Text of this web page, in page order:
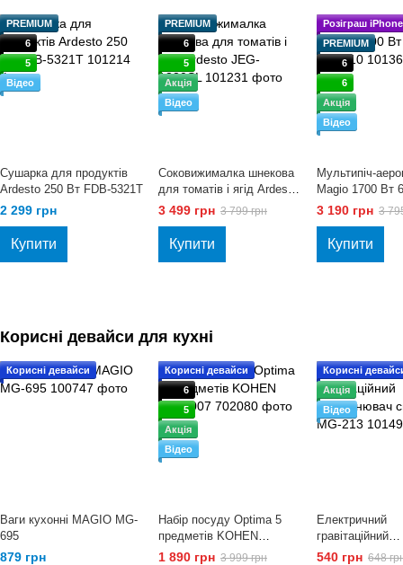
PREMIUM
6
5
Відео
Сушарка для продуктів
Ardesto 250 Вт FDB-5321T
2 299 грн
Купити
PREMIUM
6
5
Акція
Відео
Соковижималка шнекова
для томатів і ягід Ardesto
JEG-1330SL
3 499 грн 3 799 грн
Купити
Розіграш
PREMIUM
6
6
Акція
Відео
Мультипіч-
Magio 1700 Вт
410
3 190 грн 3
Купити
Корисні девайси для кухні
Корисні девайси
Ваги кухонні MAGIO MG-
695
879 грн
Корисні девайси
6
5
Акція
Відео
Набір посуду Optima 5
предметів KOHEN
KN99007
1 890 грн 3 999 грн
Корисні
Акція
Відео
Електричний
гравітаційний
подрібнювач
540 грн 648